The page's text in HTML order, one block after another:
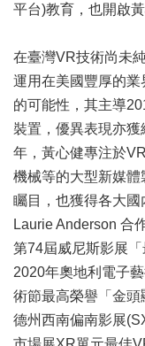
系
雙
語
詞
彙
台
北
通
English
易
讀
專
區
平台)教育，也開啟
在臺灣VR技術尚未
運用在美國豐厚的
的可能性，其主導
裝置，優異表現亦
年，黃心健專注於
機械等的大型新媒
矚目，也獲得各大
Laurie Anderson 合
第74屆威尼斯影展
2020年奧地利電子
術節最高榮譽「金
德州西南偏南影展